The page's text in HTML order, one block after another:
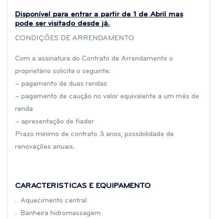
Disponível para entrar a partir de 1 de Abril mas
pode ser visitado desde já.
CONDIÇÕES DE ARRENDAMENTO
Com a assinatura do Contrato de Arrendamento o
proprietário solicita o seguinte:
– pagamento de duas rendas
– pagamento de caução no valor equivalente a um mês de
renda
– apresentação de fiador
Prazo mínimo de contrato 3 anos, possibilidade de
renovações anuais.
CARACTERISTICAS E EQUIPAMENTO
. Aquecimento central
. Banheira hidromassagem